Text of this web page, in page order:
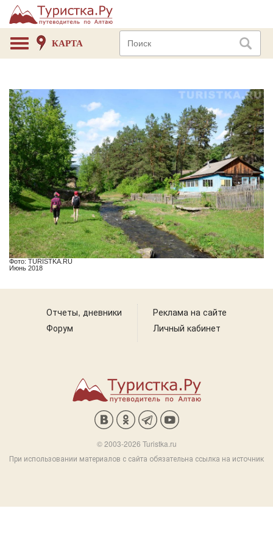
КАРТА
Фото: TURISTKA.RU
Июнь 2018
Отчеты, дневники
Форум
Реклама на сайте
Личный кабинет
© 2003-2026 Turistka.ru
При использовании материалов с сайта обязательна ссылка на источник